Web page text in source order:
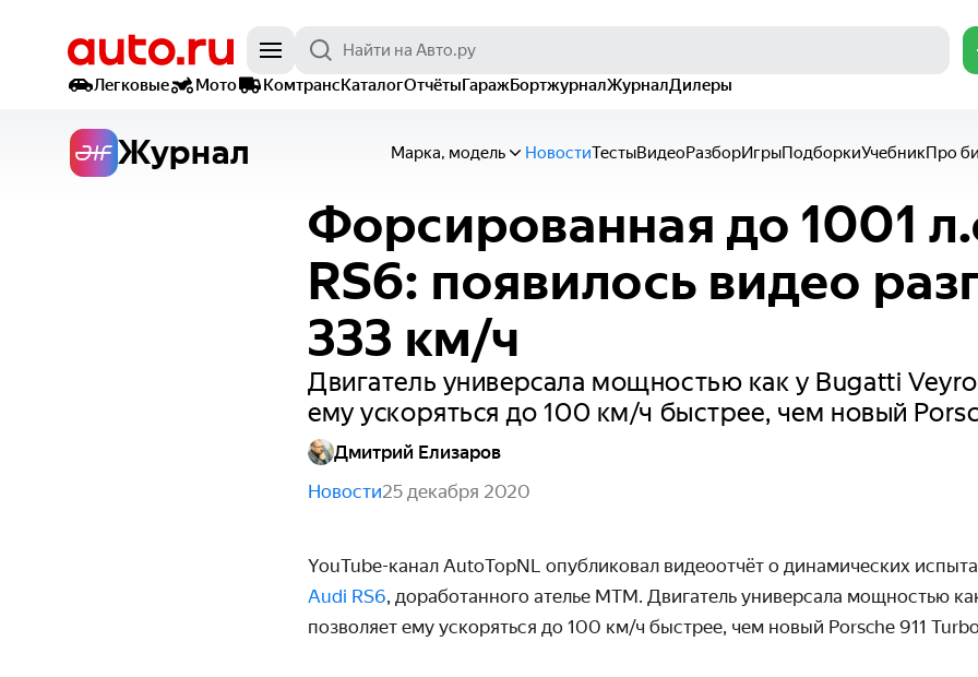
Легковые
Мото КомтрансКаталогОтчётыГаражБортжурналЖурналДилеры
Журнал Марка, модель НовостиТестыВидеоРазборИгрыПодборкиУчебникПро
Форсированная до 1001
RS6: появилось видео
333 км/ч
Двигатель универсала мощностью как у Bugatti
ему ускоряться до 100 км/ч быстрее, чем новый
Дмитрий Елизаров
Новости25 декабря 2020
YouTube-канал AutoTopNL опубликовал видео­отчёт о динамических
Audi RS6, доработанного ателье MTM. Двигатель универсала мощностью
позволяет ему ускоряться до 100 км/ч быстрее, чем новый Porsche 911